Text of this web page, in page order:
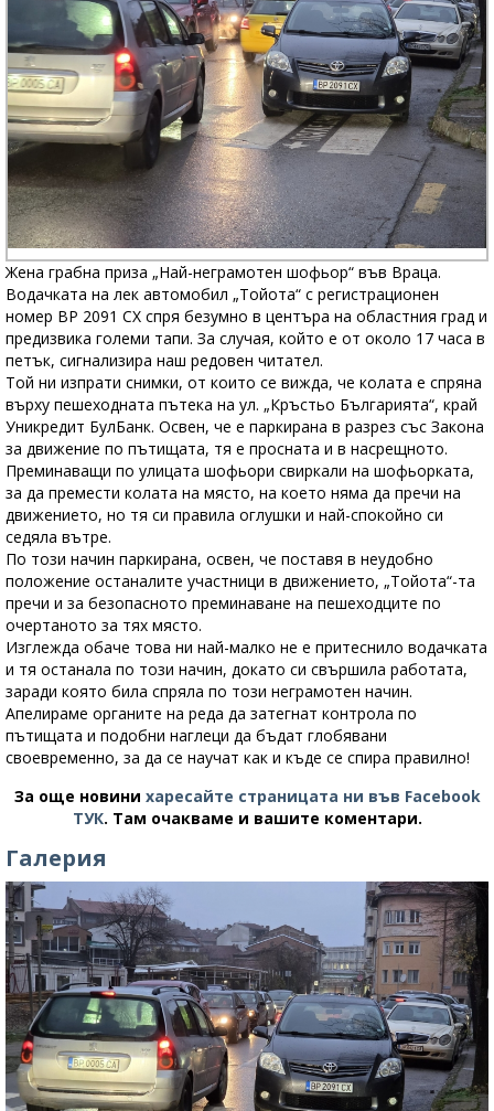
Жена грабна приза „Най-неграмотен шофьор“ във Враца.
Водачката на лек автомобил „Тойота“ с регистрационен
номер ВР 2091 СХ спря безумно в центъра на областния град и
предизвика големи тапи. За случая, който е от около 17 часа в
петък, сигнализира наш редовен читател.
Той ни изпрати снимки, от които се вижда, че колата е спряна
върху пешеходната пътека на ул. „Кръстьо Българията“, край
Уникредит БулБанк. Освен, че е паркирана в разрез със Закона
за движение по пътищата, тя е просната и в насрещното.
Преминаващи по улицата шофьори свиркали на шофьорката,
за да премести колата на място, на което няма да пречи на
движението, но тя си правила оглушки и най-спокойно си
седяла вътре.
По този начин паркирана, освен, че поставя в неудобно
положение останалите участници в движението, „Тойота“-та
пречи и за безопасното преминаване на пешеходците по
очертаното за тях място.
Изглежда обаче това ни най-малко не е притеснило водачката
и тя останала по този начин, докато си свършила работата,
заради която била спряла по този неграмотен начин.
Апелираме органите на реда да затегнат контрола по
пътищата и подобни наглеци да бъдат глобявани
своевременно, за да се научат как и къде се спира правилно!
За още новини харесайте страницата ни във Facebook
ТУК. Там очакваме и вашите коментари.
Галерия